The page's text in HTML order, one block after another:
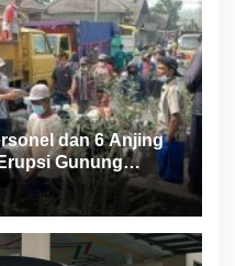
dan 6 Anjing
Gunung